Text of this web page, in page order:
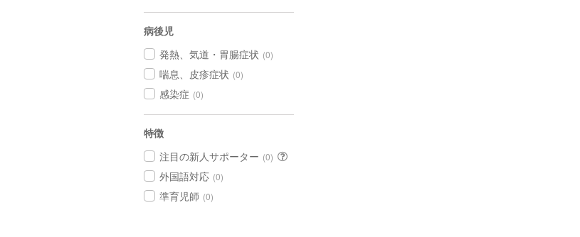
病後児
発熱、気道・胃腸症状 (0)
喘息、皮疹症状 (0)
感染症 (0)
特徴
注目の新人サポーター (0)
外国語対応 (0)
準育児師 (0)